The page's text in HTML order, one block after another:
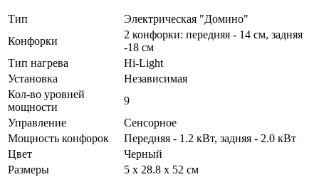
Тип
Электрическая "Домино"
Конфорки
2 конфорки: передняя - 14 см, задняя
-18 см
Тип нагрева
Hi-Light
Установка
Независимая
Кол-во уровней
мощности
9
Управление
Сенсорное
Мощность конфорок
Передняя - 1.2 кВт, задняя - 2.0 кВт
Цвет
Черный
Размеры
5 x 28.8 x 52 см